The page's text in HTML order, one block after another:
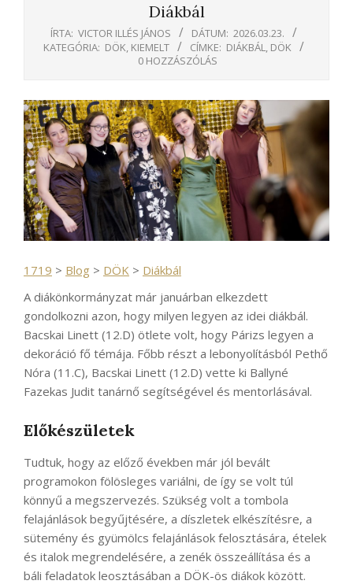
Diákbál
ÍRTA: VICTOR ILLÉS JÁNOS DÁTUM: 2026.03.23.
KATEGÓRIA: DÖK, KIEMELT CÍMKE: DIÁKBÁL, DÖK
0 HOZZÁSZÓLÁS
1719 > Blog > DÖK > Diákbál
A diákönkormányzat már januárban elkezdett
gondolkozni azon, hogy milyen legyen az idei diákbál.
Bacskai Linett (12.D) ötlete volt, hogy Párizs legyen a
dekoráció fő témája. Főbb részt a lebonyolításból Pethő
Nóra (11.C), Bacskai Linett (12.D) vette ki Ballyné
Fazekas Judit tanárnő segítségével és mentorlásával.
Előkészületek
Tudtuk, hogy az előző években már jól bevált
programokon fölösleges variálni, de így se volt túl
könnyű a megszervezés. Szükség volt a tombola
felajánlások begyűjtésére, a díszletek elkészítésre, a
sütemény és gyümölcs felajánlások felosztására, ételek
és italok megrendelésére, a zenék összeállítása és a
báli feladatok leosztásában a DÖK-ös diákok között.